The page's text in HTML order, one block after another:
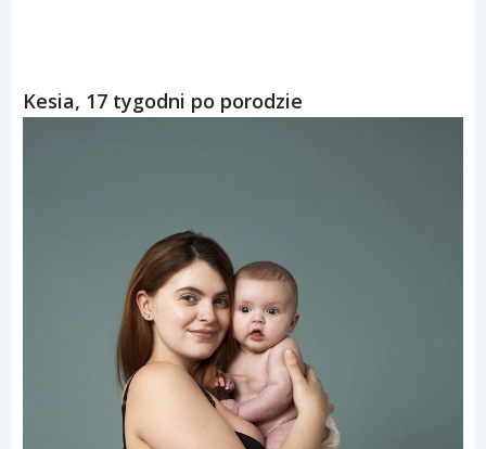
Kesia, 17 tygodni po porodzie